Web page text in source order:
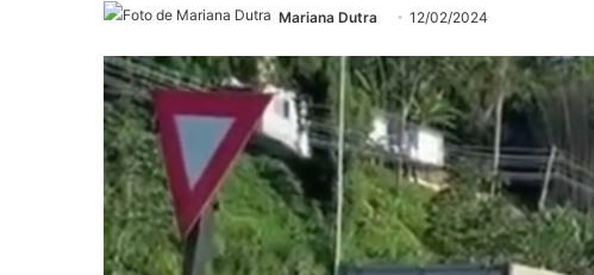
Mariana Dutra 12/02/2024